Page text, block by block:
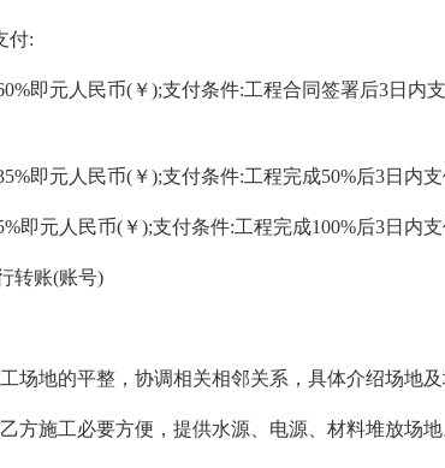
:
即元人民币(￥);支付条件:工程合同签署后3日内
元人民币(￥);支付条件:工程完成50%后3日内支
元人民币(￥);支付条件:工程完成100%后3日内支
账(账号)
地的平整，协调相关相邻关系，具体介绍场地及
施工必要方便，提供水源、电源、材料堆放场地